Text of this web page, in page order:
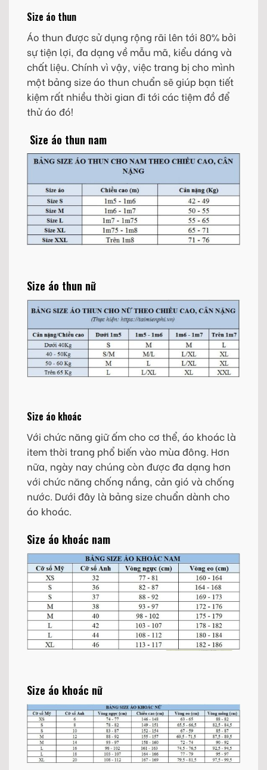
Size áo thun
Áo thun được sử dụng rộng rãi lên tới 80% bởi
sự tiện lợi, đa dạng về mẫu mã, kiểu dáng và
chất liệu. Chính vì vậy, việc trang bị cho mình
một bảng size áo thun chuẩn sẽ giúp bạn tiết
kiệm rất nhiều thời gian đi tới các tiệm đồ để
thử áo đó!
Size áo thun nam
Size áo thun nữ
Size áo khoác
Với chức năng giữ ấm cho cơ thể, áo khoác là
item thời trang phổ biến vào mùa đông. Hơn
nữa, ngày nay chúng còn được đa dạng hơn
với chức năng chống nắng, cản gió và chống
nước. Dưới đây là bảng size chuẩn dành cho
áo khoác.
Size áo khoác nam
Size áo khoác nữ